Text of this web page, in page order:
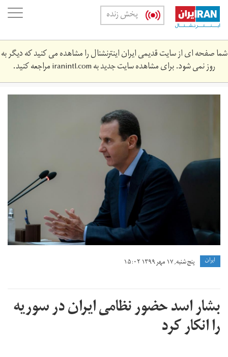
Skip
main
content
پخش زنده
شما صفحه ای از سایت قدیمی ایران اینترنشنال را مشاهده می کنید که دیگر به
روز نمی شود. برای مشاهده سایت جدید بهiranintl.comمراجعه کنید.
2020-
coronavirus-
syria-
assad.jpg
ايران پنج شنبه, ۱۷ مهر ۱۳۹۹ ۱۵:۰۲
بشار اسد حضور نظامی ایران در سوریه
را انکار کرد